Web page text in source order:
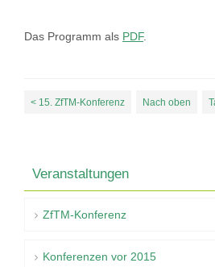
Das Programm als PDF.
< 15. ZfTM-Konferenz Nach oben
Veranstaltungen
ZfTM-Konferenz
Konferenzen vor 2015